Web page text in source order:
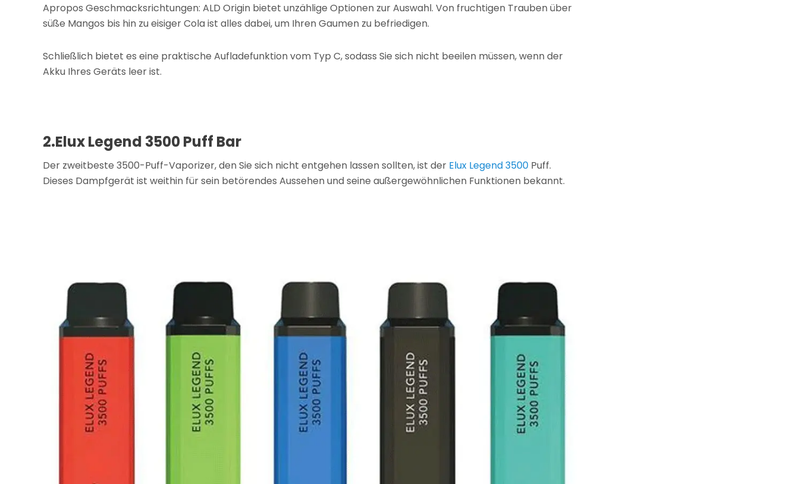
Apropos Geschmacksrichtungen: ALD Origin bietet unzählige Optionen zur Auswahl. Von fruchtigen Trauben über
süße Mangos bis hin zu eisiger Cola ist alles dabei, um Ihren Gaumen zu befriedigen.
Schließlich bietet es eine praktische Aufladefunktion vom Typ C, sodass Sie sich nicht beeilen müssen, wenn der
Akku Ihres Geräts leer ist.
2.Elux Legend 3500 Puff Bar
Der zweitbeste 3500-Puff-Vaporizer, den Sie sich nicht entgehen lassen sollten, ist der Elux Legend 3500 Puff.
Dieses Dampfgerät ist weithin für sein betörendes Aussehen und seine außergewöhnlichen Funktionen bekannt.